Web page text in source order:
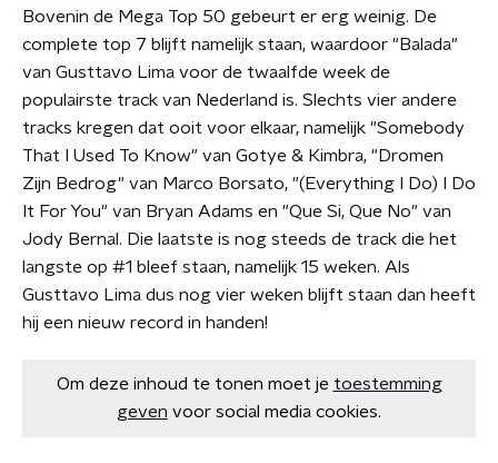
Bovenin de Mega Top 50 gebeurt er erg weinig. De
complete top 7 blijft namelijk staan, waardoor "Balada"
van Gusttavo Lima voor de twaalfde week de
populairste track van Nederland is. Slechts vier andere
tracks kregen dat ooit voor elkaar, namelijk "Somebody
That I Used To Know" van Gotye & Kimbra, "Dromen
Zijn Bedrog" van Marco Borsato, "(Everything I Do) I Do
It For You" van Bryan Adams en "Que Si, Que No" van
Jody Bernal. Die laatste is nog steeds de track die het
langste op #1 bleef staan, namelijk 15 weken. Als
Gusttavo Lima dus nog vier weken blijft staan dan heeft
hij een nieuw record in handen!
Om deze inhoud te tonen moet je toestemming
geven voor social media cookies.